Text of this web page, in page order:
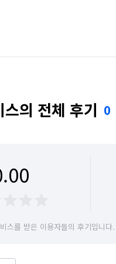
의 전체 후기 0
스를 받은 이용자들의 후기입니다.